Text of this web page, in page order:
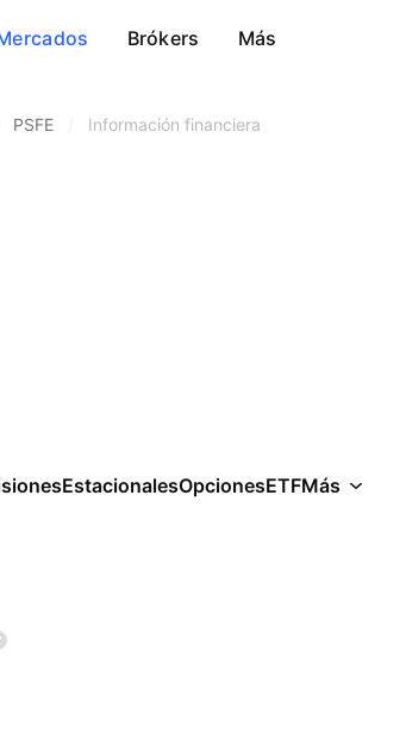
Brókers Más
PSFE Información financiera
EstacionalesOpcionesETFMás